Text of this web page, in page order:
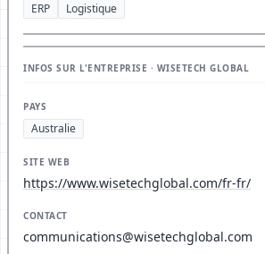
ERP Logistique
INFOS SUR L'ENTREPRISE · WISETECH GLOBAL
PAYS
Australie
SITE WEB
https://www.wisetechglobal.com/fr-fr/
CONTACT
communications@wisetechglobal.com